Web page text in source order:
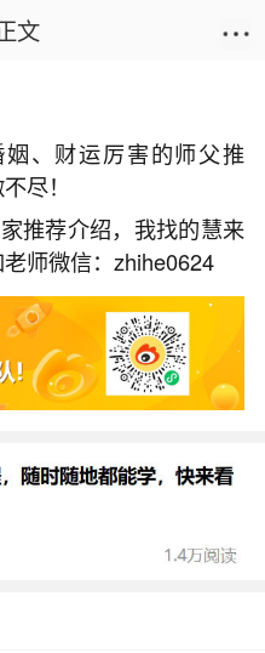
习俗
13 1 赞
俗都是很常见的问
文
、财运厉害的师父推
尽！
推荐介绍，我找的慧来
师微信：zhihe0624